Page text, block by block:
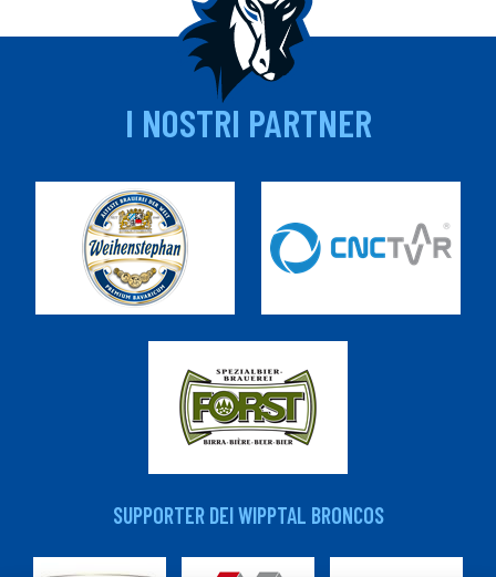
I NOSTRI PARTNER
SUPPORTER DEI WIPPTAL BRONCOS